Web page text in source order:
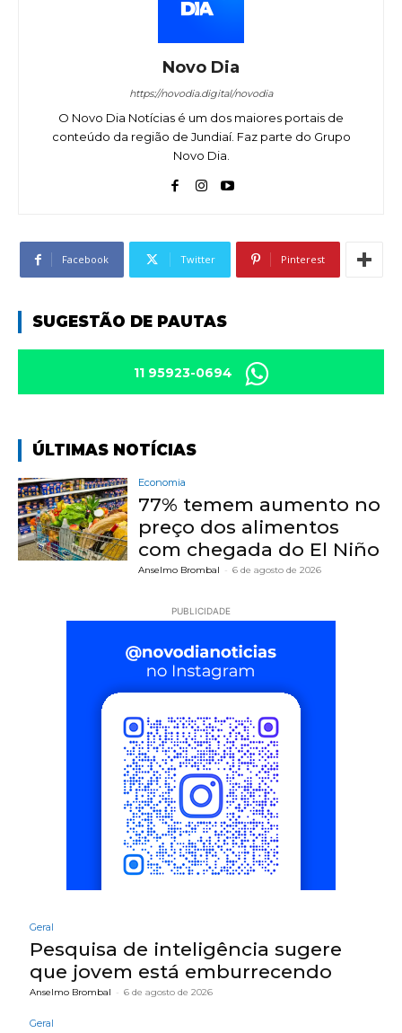
Novo Dia
https://novodia.digital/novodia
O Novo Dia Notícias é um dos maiores portais de
conteúdo da região de Jundiaí. Faz parte do Grupo
Novo Dia.
Facebook Twitter Pinterest
SUGESTÃO DE PAUTAS
11 95923-0694
ÚLTIMAS NOTÍCIAS
Economia
77% temem aumento no
preço dos alimentos
com chegada do El Niño
Anselmo Brombal - 6 de agosto de 2026
PUBLICIDADE
Geral
Pesquisa de inteligência sugere
que jovem está emburrecendo
Anselmo Brombal - 6 de agosto de 2026
Geral